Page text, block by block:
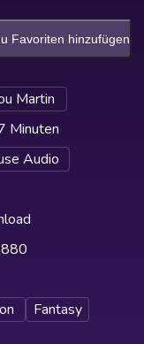
Favoriten hinzufügen
Martin
Minuten
Audio
Fantasy